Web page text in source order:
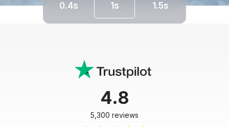
0.4s 1s 1.5s
4.8
5,300 reviews